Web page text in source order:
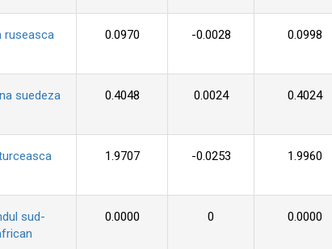
ruseasca 0.0970 -0.0028 0.0998
suedeza 0.4048 0.0024 0.4024
1.9707 -0.0253 1.9960
sud-
0.0000 0 0.0000